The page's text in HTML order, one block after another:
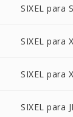
SIXEL para
SIXEL para
SIXEL para
SIXEL para